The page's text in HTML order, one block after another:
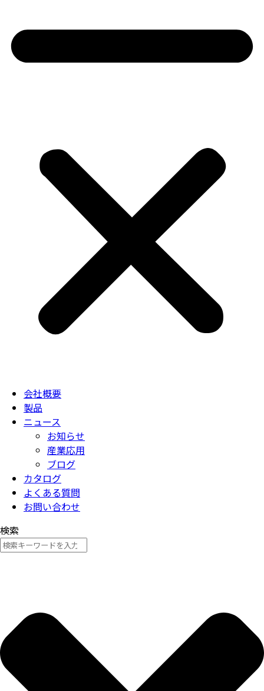
会社概要
製品
ニュース
お知らせ
産業応用
ブログ
カタログ
よくある質問
お問い合わせ
検索